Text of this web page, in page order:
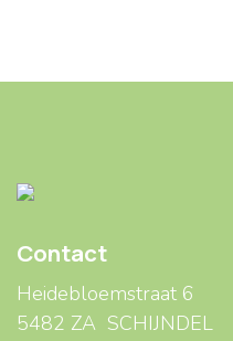
Contact
Heidebloemstraat 6
5482 ZA SCHIJNDEL